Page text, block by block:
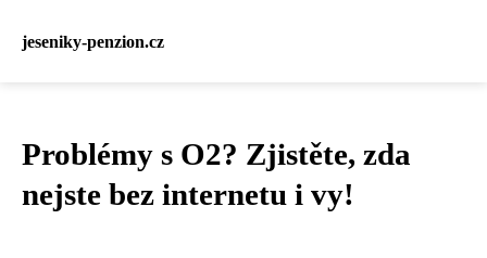
jeseniky-penzion.cz
Problémy s O2? Zjistěte, zda
nejste bez internetu i vy!